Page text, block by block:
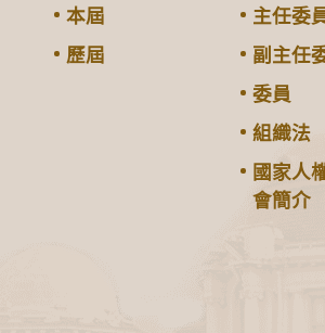
本屆
歷屆
主任委
副主任
委員
組織法
國家人
會簡介